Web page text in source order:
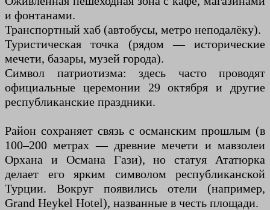
и фонтанами.
Транспортный хаб (автобусы, метро неподалёку).
Туристическая точка (рядом — исторические
мечети, базары, музей города).
Символ патриотизма: здесь часто проводят
официальные церемонии 29 октября и другие
республиканские праздники.
Район сохраняет связь с османским прошлым (в
100–200 метрах — древние мечети и мавзолеи
Орхана и Османа Гази), но статуя Ататюрка
делает его ярким символом республиканской
Турции. Вокруг появились отели (например,
Grand Heykel Hotel), названные в честь площади.